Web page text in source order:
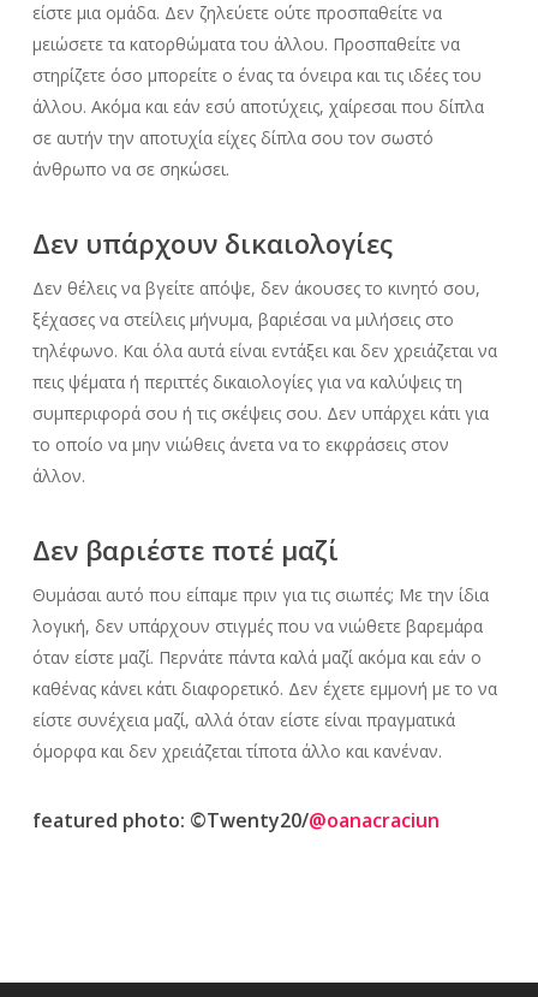
είστε μια ομάδα. Δεν ζηλεύετε ούτε προσπαθείτε να
μειώσετε τα κατορθώματα του άλλου. Προσπαθείτε να
στηρίζετε όσο μπορείτε ο ένας τα όνειρα και τις ιδέες του
άλλου. Ακόμα και εάν εσύ αποτύχεις, χαίρεσαι που δίπλα
σε αυτήν την αποτυχία είχες δίπλα σου τον σωστό
άνθρωπο να σε σηκώσει.
Δεν υπάρχουν δικαιολογίες
Δεν θέλεις να βγείτε απόψε, δεν άκουσες το κινητό σου,
ξέχασες να στείλεις μήνυμα, βαριέσαι να μιλήσεις στο
τηλέφωνο. Και όλα αυτά είναι εντάξει και δεν χρειάζεται να
πεις ψέματα ή περιττές δικαιολογίες για να καλύψεις τη
συμπεριφορά σου ή τις σκέψεις σου. Δεν υπάρχει κάτι για
το οποίο να μην νιώθεις άνετα να το εκφράσεις στον
άλλον.
Δεν βαριέστε ποτέ μαζί
Θυμάσαι αυτό που είπαμε πριν για τις σιωπές; Με την ίδια
λογική, δεν υπάρχουν στιγμές που να νιώθετε βαρεμάρα
όταν είστε μαζί. Περνάτε πάντα καλά μαζί ακόμα και εάν ο
καθένας κάνει κάτι διαφορετικό. Δεν έχετε εμμονή με το να
είστε συνέχεια μαζί, αλλά όταν είστε είναι πραγματικά
όμορφα και δεν χρειάζεται τίποτα άλλο και κανέναν.
featured photo: ©Τwenty20/@oanacraciun